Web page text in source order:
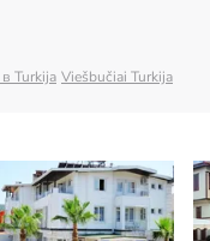
Turkija Viešbučiai Turkija